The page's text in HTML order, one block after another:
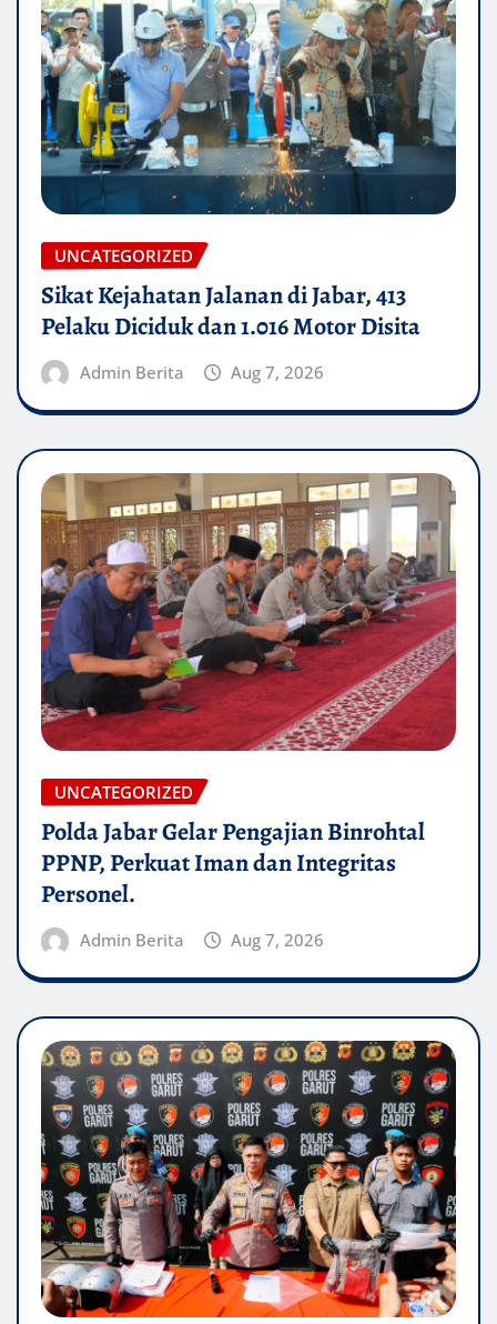
UNCATEGORIZED
Sikat Kejahatan Jalanan di Jabar, 413
Pelaku Diciduk dan 1.016 Motor Disita
Admin Berita Aug 7, 2026
UNCATEGORIZED
Polda Jabar Gelar Pengajian Binrohtal
PPNP, Perkuat Iman dan Integritas
Personel.
Admin Berita Aug 7, 2026